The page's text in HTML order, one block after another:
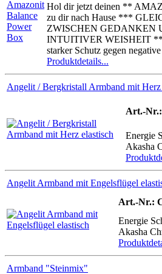
Hol dir jetzt deinen **
zu dir nach Hause ***
ZWISCHEN GEDANKEN
INTUITIVER WEISHEIT
starker Schutz gegen
Produktdetails...
Angelit / Bergkristall Armband mit Herz
Art.-
Energie
Akasha
Angelit Armband mit Engelsflügel
Art.-Nr.:
Energie
Akasha
Armband "Steinmix"